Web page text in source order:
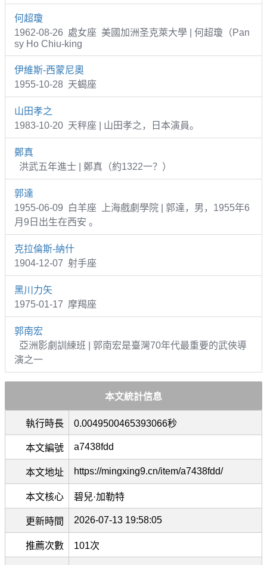
何超瓊
1962-08-26 處女座 美國加洲圣克萊大學 | 何超瓊（Pan
sy Ho Chiu-king
伊維斯-西蒙尼奧
1955-10-28 天蝎座
山田孝之
1983-10-20 天秤座 | 山田孝之，日本演員。
鄭真
洪武五年進士 | 鄭真（約1322一？）
郭達
1955-06-09 白羊座 上海戲劇學院 | 郭達，男，1955年6
月9日出生在西安 。
克拉倫斯-納什
1904-12-07 射手座
黑川力矢
1975-01-17 摩羯座
郭南宏
亞洲影劇訓練班 | 郭南宏是臺灣70年代最重要的武俠導
演之一
本文統計信息
執行時長 0.0049500465393066秒
本文編號 a7438fdd
本文地址 https://mingxing9.cn/item/a7438fdd/
本文核心 碧兒·加勒特
更新時間 2026-07-13 19:58:05
推薦次數 101次